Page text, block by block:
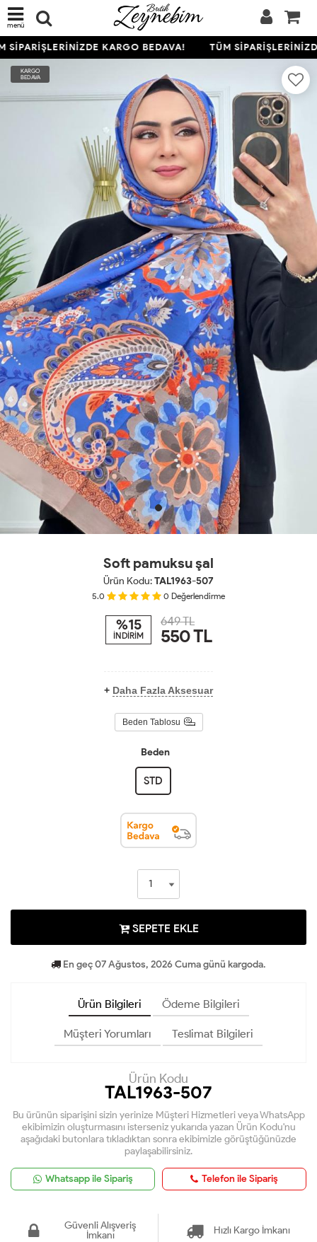
menü
SİPARİŞLERİNİZDE KARGO BEDAVA! TÜM
KARGO
BEDAVA
Soft pamuksu şal
Ürün Kodu:TAL1963-507
5.0 0 Değerlendirme
%15
İNDİRİM
649 TL
550TL
+ Daha Fazla Aksesuar
Beden Tablosu
Beden
STD
SEPETE EKLE
En geç 07 Ağustos, 2026 Cuma günü kargoda.
Ürün Bilgileri Ödeme Bilgileri
Müşteri Yorumları Teslimat Bilgileri
Ürün Kodu
TAL1963-507
Bu ürünün siparişini sizin yerinize Müşteri Hizmetleri veya WhatsApp
ekibimizin oluşturmasını isterseniz yukarıda yazan Ürün Kodu'nu
aşağıdaki butonlara tıkladıktan sonra ekibimizle görüştüğünüzde
paylaşabilirsiniz.
Whatsapp ile Sipariş Telefon ile Sipariş
Güvenli Alışveriş
İmkanı
Hızlı Kargo İmkanı